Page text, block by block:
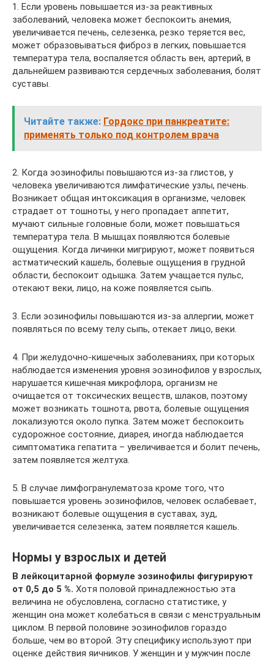
1. Если уровень повышается из-за реактивных
заболеваний, человека может беспокоить анемия,
увеличивается печень, селезенка, резко теряется вес,
может образовываться фиброз в легких, повышается
температура тела, воспаляется область вен, артерий, в
дальнейшем развиваются сердечных заболевания, болят
суставы.
Читайте также: Гордокс при панкреатите:
применять только под контролем врача
2. Когда эозинофилы повышаются из-за глистов, у
человека увеличиваются лимфатические узлы, печень.
Возникает общая интоксикация в организме, человек
страдает от тошноты, у него пропадает аппетит,
мучают сильные головные боли, может повышаться
температура тела. В мышцах появляются болевые
ощущения. Когда личинки мигрируют, может появиться
астматический кашель, болевые ощущения в грудной
области, беспокоит одышка. Затем учащается пульс,
отекают веки, лицо, на коже появляется сыпь.
3. Если эозинофилы повышаются из-за аллергии, может
появляться по всему телу сыпь, отекает лицо, веки.
4. При желудочно-кишечных заболеваниях, при которых
наблюдается изменения уровня эозинофилов у взрослых,
нарушается кишечная микрофлора, организм не
очищается от токсических веществ, шлаков, поэтому
может возникать тошнота, рвота, болевые ощущения
локализуются около пупка. Затем может беспокоить
судорожное состояние, диарея, иногда наблюдается
симптоматика гепатита – увеличивается и болит печень,
затем появляется желтуха.
5. В случае лимфогранулематоза кроме того, что
повышается уровень эозинофилов, человек ослабевает,
возникают болевые ощущения в суставах, зуд,
увеличивается селезенка, затем появляется кашель.
Нормы у взрослых и детей
В лейкоцитарной формуле эозинофилы фигурируют
от 0,5 до 5 %. Хотя половой принадлежностью эта
величина не обусловлена, согласно статистике, у
женщин она может колебаться в связи с менструальным
циклом. В первой половине эозинофилов гораздо
больше, чем во второй. Эту специфику используют при
оценке действия яичников. У женщин и у мужчин после